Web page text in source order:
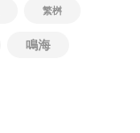
繁桝
鳴海